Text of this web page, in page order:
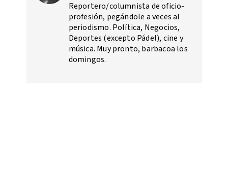
Reportero/columnista de oficio-
profesión, pegándole a veces al
periodismo. Política, Negocios,
Deportes (excepto Pádel), cine y
música. Muy pronto, barbacoa los
domingos.